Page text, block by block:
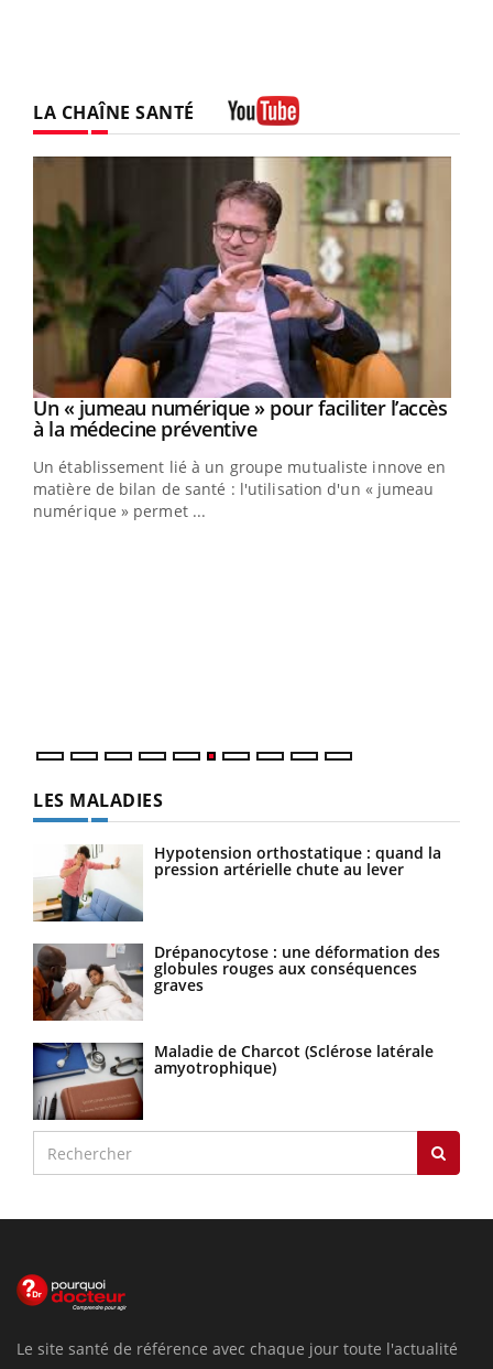
LA CHAÎNE SANTÉ
Youtube
Un « jumeau numérique » pour faciliter l’accès
à la médecine préventiveYoutube
Un établissement lié à un groupe mutualiste innove en
matière de bilan de santé : l'utilisation d'un « jumeau
numérique » permet ...
LES MALADIES
Hypotension orthostatique : quand la
pression artérielle chute au lever
Drépanocytose : une déformation des
globules rouges aux conséquences
graves
Maladie de Charcot (Sclérose latérale
amyotrophique)
Le site santé de référence avec chaque jour toute l'actualité